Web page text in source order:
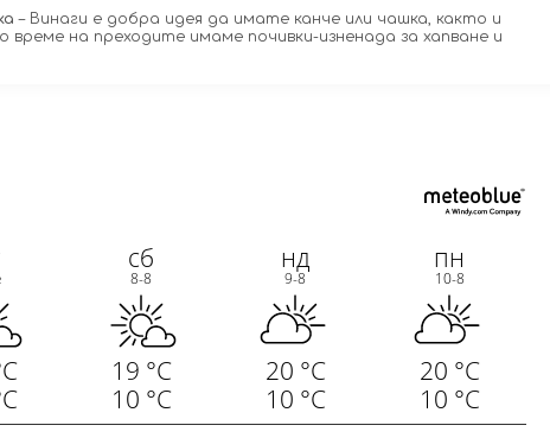
– Винаги е добра идея да имате канче или чашка, както и
време на преходите имаме почивки-изненада за хапване и